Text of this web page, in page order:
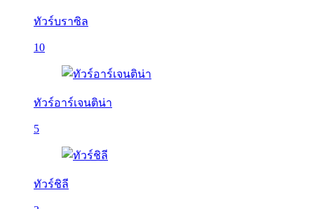
ทัวร์บราซิล
10
ทัวร์อาร์เจนติน่า
5
ทัวร์ชิลี